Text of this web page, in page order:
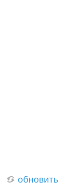
обновить